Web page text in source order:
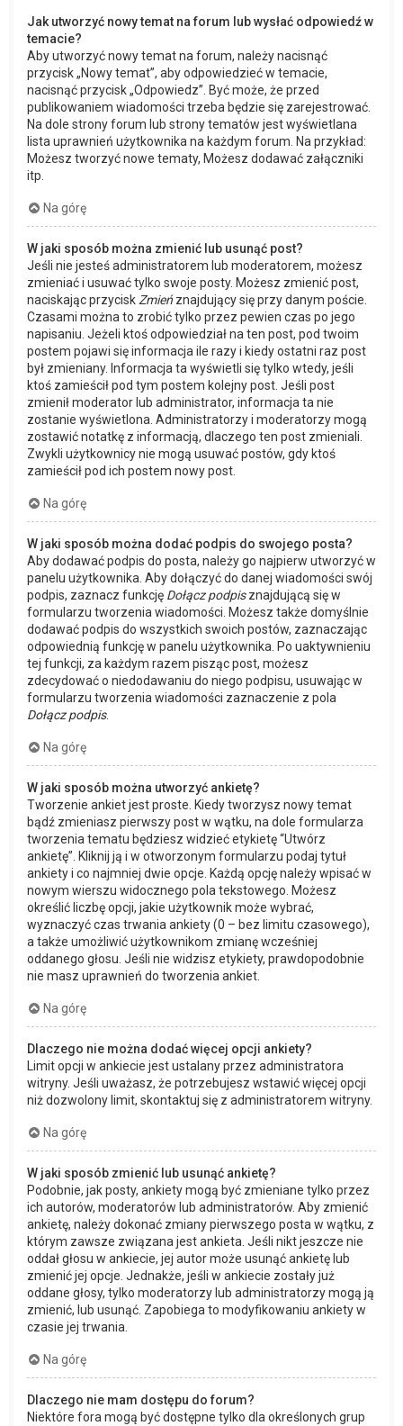
Jak utworzyć nowy temat na forum lub wysłać odpowiedź w
temacie?
Aby utworzyć nowy temat na forum, należy nacisnąć
przycisk „Nowy temat”, aby odpowiedzieć w temacie,
nacisnąć przycisk „Odpowiedz”. Być może, że przed
publikowaniem wiadomości trzeba będzie się zarejestrować.
Na dole strony forum lub strony tematów jest wyświetlana
lista uprawnień użytkownika na każdym forum. Na przykład:
Możesz tworzyć nowe tematy, Możesz dodawać załączniki
itp.
Na górę
W jaki sposób można zmienić lub usunąć post?
Jeśli nie jesteś administratorem lub moderatorem, możesz
zmieniać i usuwać tylko swoje posty. Możesz zmienić post,
naciskając przycisk Zmieńznajdujący się przy danym poście.
Czasami można to zrobić tylko przez pewien czas po jego
napisaniu. Jeżeli ktoś odpowiedział na ten post, pod twoim
postem pojawi się informacja ile razy i kiedy ostatni raz post
był zmieniany. Informacja ta wyświetli się tylko wtedy, jeśli
ktoś zamieścił pod tym postem kolejny post. Jeśli post
zmienił moderator lub administrator, informacja ta nie
zostanie wyświetlona. Administratorzy i moderatorzy mogą
zostawić notatkę z informacją, dlaczego ten post zmieniali.
Zwykli użytkownicy nie mogą usuwać postów, gdy ktoś
zamieścił pod ich postem nowy post.
Na górę
W jaki sposób można dodać podpis do swojego posta?
Aby dodawać podpis do posta, należy go najpierw utworzyć w
panelu użytkownika. Aby dołączyć do danej wiadomości swój
podpis, zaznacz funkcję Dołącz podpisznajdującą się w
formularzu tworzenia wiadomości. Możesz także domyślnie
dodawać podpis do wszystkich swoich postów, zaznaczając
odpowiednią funkcję w panelu użytkownika. Po uaktywnieniu
tej funkcji, za każdym razem pisząc post, możesz
zdecydować o niedodawaniu do niego podpisu, usuwając w
formularzu tworzenia wiadomości zaznaczenie z pola
Dołącz podpis.
Na górę
W jaki sposób można utworzyć ankietę?
Tworzenie ankiet jest proste. Kiedy tworzysz nowy temat
bądź zmieniasz pierwszy post w wątku, na dole formularza
tworzenia tematu będziesz widzieć etykietę “Utwórz
ankietę”. Kliknij ją i w otworzonym formularzu podaj tytuł
ankiety i co najmniej dwie opcje. Każdą opcję należy wpisać w
nowym wierszu widocznego pola tekstowego. Możesz
określić liczbę opcji, jakie użytkownik może wybrać,
wyznaczyć czas trwania ankiety (0 – bez limitu czasowego),
a także umożliwić użytkownikom zmianę wcześniej
oddanego głosu. Jeśli nie widzisz etykiety, prawdopodobnie
nie masz uprawnień do tworzenia ankiet.
Na górę
Dlaczego nie można dodać więcej opcji ankiety?
Limit opcji w ankiecie jest ustalany przez administratora
witryny. Jeśli uważasz, że potrzebujesz wstawić więcej opcji
niż dozwolony limit, skontaktuj się z administratorem witryny.
Na górę
W jaki sposób zmienić lub usunąć ankietę?
Podobnie, jak posty, ankiety mogą być zmieniane tylko przez
ich autorów, moderatorów lub administratorów. Aby zmienić
ankietę, należy dokonać zmiany pierwszego posta w wątku, z
którym zawsze związana jest ankieta. Jeśli nikt jeszcze nie
oddał głosu w ankiecie, jej autor może usunąć ankietę lub
zmienić jej opcje. Jednakże, jeśli w ankiecie zostały już
oddane głosy, tylko moderatorzy lub administratorzy mogą ją
zmienić, lub usunąć. Zapobiega to modyfikowaniu ankiety w
czasie jej trwania.
Na górę
Dlaczego nie mam dostępu do forum?
Niektóre fora mogą być dostępne tylko dla określonych grup